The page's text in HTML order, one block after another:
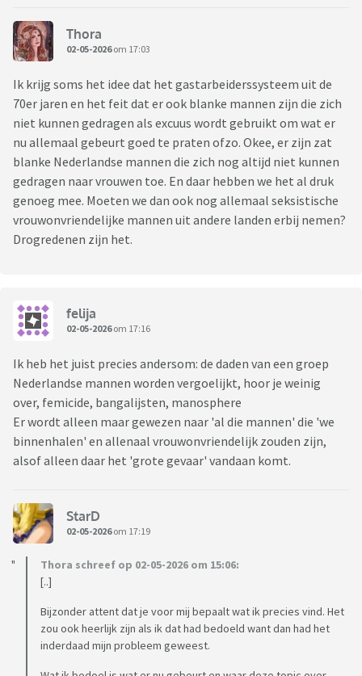
Thora
02-05-2026om 17:03
Ik krijg soms het idee dat het gastarbeiderssysteem uit de
70er jaren en het feit dat er ook blanke mannen zijn die zich
niet kunnen gedragen als excuus wordt gebruikt om wat er
nu allemaal gebeurt goed te praten ofzo. Okee, er zijn zat
blanke Nederlandse mannen die zich nog altijd niet kunnen
gedragen naar vrouwen toe. En daar hebben we het al druk
genoeg mee. Moeten we dan ook nog allemaal seksistische
vrouwonvriendelijke mannen uit andere landen erbij nemen?
Drogredenen zijn het.
felija
02-05-2026om 17:16
Ik heb het juist precies andersom: de daden van een groep
Nederlandse mannen worden vergoelijkt, hoor je weinig
over, femicide, bangalijsten, manosphere
Er wordt alleen maar gewezen naar 'al die mannen' die 'we
binnenhalen' en allenaal vrouwonvriendelijk zouden zijn,
alsof alleen daar het 'grote gevaar' vandaan komt.
StarD
02-05-2026om 17:19
Thora schreef op 02-05-2026 om 15:06:
[..]
Bijzonder attent dat je voor mij bepaalt wat ik precies vind. Het
zou ook heerlijk zijn als ik dat had bedoeld want dan had het
inderdaad mijn probleem geweest.